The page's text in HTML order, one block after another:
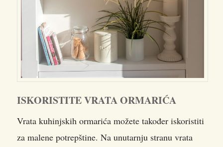
ISKORISTITE VRATA ORMARIĆA
Vrata kuhinjskih ormarića možete također iskoristiti
za malene potrepštine. Na unutarnju stranu vrata